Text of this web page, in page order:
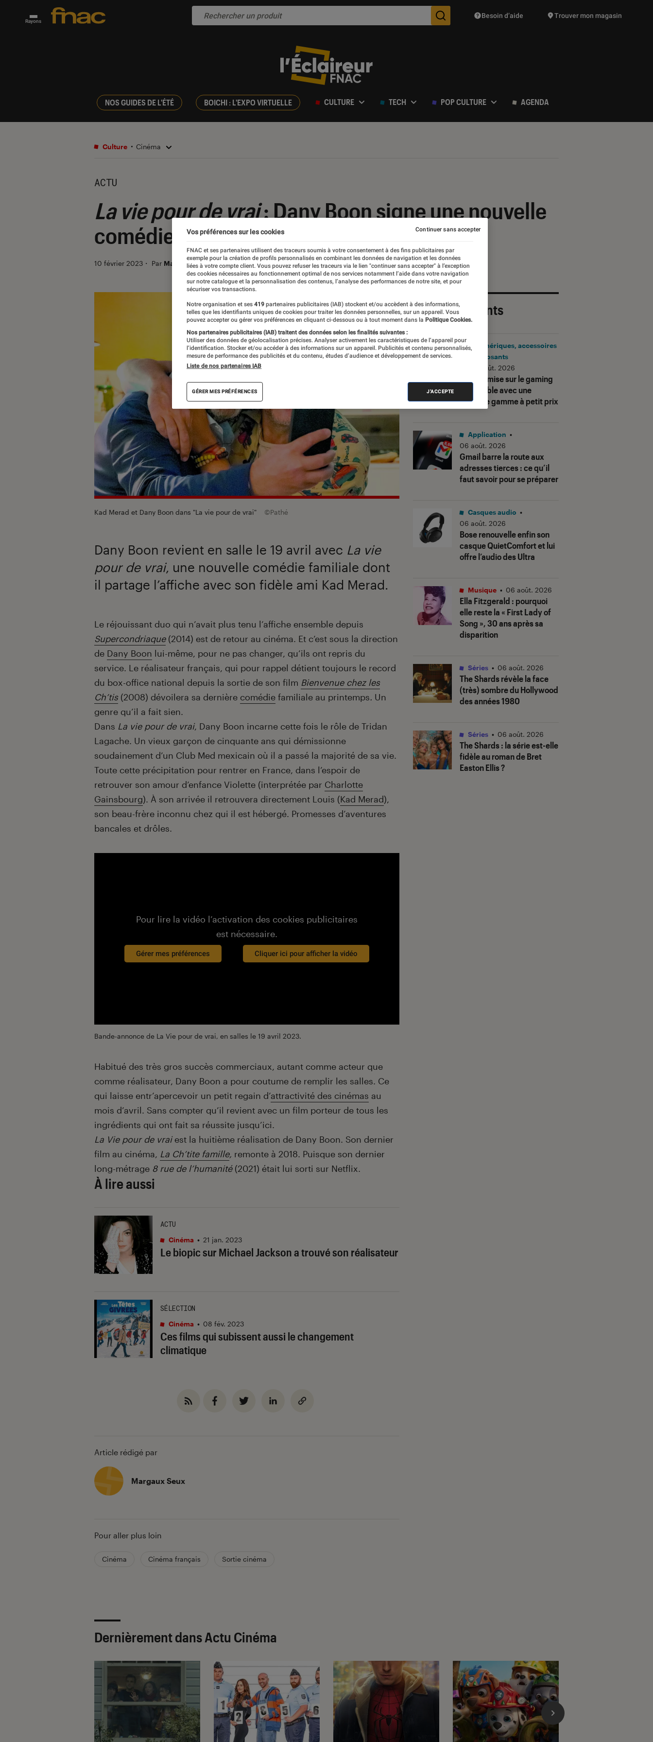
Rayons Des suggestions de produits vont vous être proposées
Besoin d’aide Trouver mon magasin
NOS GUIDES DE L'ÉTÉ BOICHI : L'EXPO VIRTUELLE CULTURE TECH POP CULTURE AGENDA
Culture Cinéma
ACTU
La vie pour de vrai: Dany Boon signe une nouvelle
comédie
10 février 2023 ・ Par Margaux Seux
Kad Merad et Dany Boon dans "La vie pour de vrai" ©Pathé
Dany Boon revient en salle le 19 avril avec La vie
pour de vrai, une nouvelle comédie familiale dont
il partage l’affiche avec son fidèle ami Kad Merad.
Introduction
Le réjouissant duo qui n’avait plus tenu l’affiche ensemble depuis
Supercondriaque(2014) est de retour au cinéma. Et c’est sous la direction
de Dany Boon lui-même, pour ne pas changer, qu’ils ont repris du
service. Le réalisateur français, qui pour rappel détient toujours le record
du box-office national depuis la sortie de son film Bienvenue chez les
Ch’tis(2008) dévoilera sa dernière comédie familiale au printemps. Un
genre qu’il a fait sien.
Dans La vie pour de vrai, Dany Boon incarne cette fois le rôle de Tridan
Lagache. Un vieux garçon de cinquante ans qui démissionne
soudainement d’un Club Med mexicain où il a passé la majorité de sa vie.
Toute cette précipitation pour rentrer en France, dans l’espoir de
retrouver son amour d’enfance Violette (interprétée par Charlotte
Gainsbourg). À son arrivée il retrouvera directement Louis (Kad Merad),
son beau-frère inconnu chez qui il est hébergé. Promesses d’aventures
bancales et drôles.
Pour lire la vidéo l’activation des cookies publicitaires
est nécessaire.
Gérer mes préférences Cliquer ici pour afficher la vidéo
Bande-annonce de La Vie pour de vrai, en salles le 19 avril 2023.
Habitué des très gros succès commerciaux, autant comme acteur que
comme réalisateur, Dany Boon a pour coutume de remplir les salles. Ce
qui laisse entr’apercevoir un petit regain d’attractivité des cinémas au
mois d’avril. Sans compter qu’il revient avec un film porteur de tous les
ingrédients qui ont fait sa réussite jusqu’ici.
La Vie pour de vraiest la huitième réalisation de Dany Boon. Son dernier
film au cinéma, La Ch’tite famille, remonte à 2018. Puisque son dernier
long-métrage 8 rue de l’humanité(2021) était lui sorti sur Netflix.
À lire aussi
Le biopic sur Michael Jackson a trouvé son réalisateur
ACTU
Cinéma • 21 jan. 2023
Ces films qui subissent aussi le changement
climatique
SÉLECTION
Cinéma • 08 fév. 2023
Article rédigé par
Margaux Seux
Pour aller plus loin
Cinéma Cinéma français Sortie cinéma
Les plus récents
Corsair mise sur le gaming
accessible avec une
nouvelle gamme à petit prix
Périphériques, accessoires
et composants
06 août. 2026
Gmail barre la route aux
adresses tierces : ce qu’il
faut savoir pour se préparer
Application •
06 août. 2026
Bose renouvelle enfin son
casque QuietComfort et lui
offre l’audio des Ultra
Casques audio •
06 août. 2026
Ella Fitzgerald : pourquoi
elle reste la « First Lady of
Song », 30 ans après sa
disparition
Musique • 06 août. 2026
The Shardsrévèle la face
(très) sombre du Hollywood
des années 1980
Séries • 06 août. 2026
The Shards: la série est-elle
fidèle au roman de Bret
Easton Ellis ?
Séries • 06 août. 2026
Dernièrement dans Actu Cinéma
Vos préférences sur les cookies
FNAC et ses partenaires utilisent des traceurs soumis à votre consentement à des fins publicitaires par
exemple pour la création de profils personnalisés en combinant les données de navigation et les données
liées à votre compte client. Vous pouvez refuser les traceurs via le lien "continuer sans accepter" à l’exception
des cookies nécessaires au fonctionnement optimal de nos services notamment l’aide dans votre navigation
sur notre catalogue et la personnalisation des contenus, l’analyse des performances de notre site, et pour
sécuriser vos transactions.
Notre organisation et ses 419 partenaires publicitaires (IAB) stockent et/ou accèdent à des informations,
telles que les identifiants uniques de cookies pour traiter les données personnelles, sur un appareil. Vous
pouvez accepter ou gérer vos préférences en cliquant ci-dessous ou à tout moment dans la Politique Cookies.
Nos partenaires publicitaires (IAB) traitent des données selon les finalités suivantes :
Utiliser des données de géolocalisation précises. Analyser activement les caractéristiques de l’appareil pour
l’identification. Stocker et/ou accéder à des informations sur un appareil. Publicités et contenu personnalisés,
mesure de performance des publicités et du contenu, études d’audience et développement de services.
Liste de nos partenaires IAB
GÉRER MES PRÉFÉRENCES J'ACCEPTE
Continuer sans accepter